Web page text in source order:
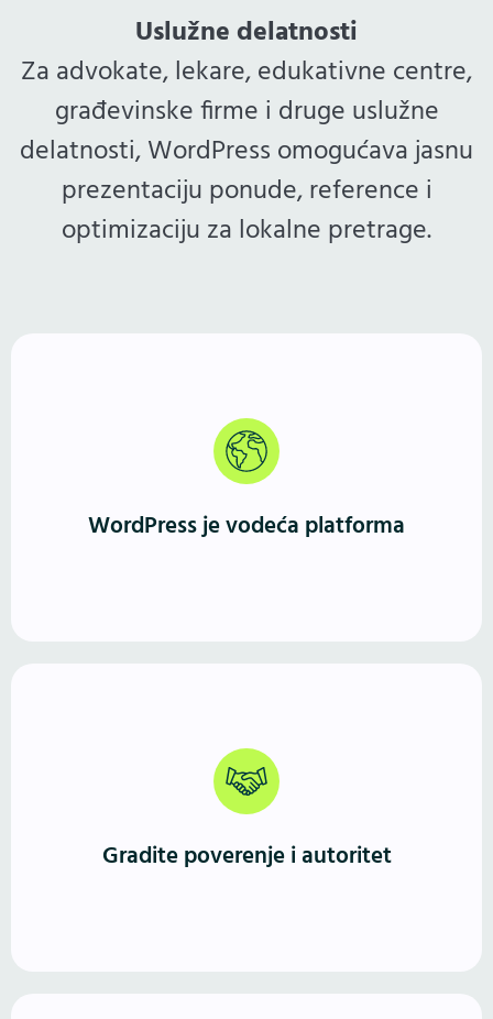
Uslužne delatnosti
Za advokate, lekare, edukativne centre,
građevinske firme i druge uslužne
delatnosti, WordPress omogućava jasnu
prezentaciju ponude, reference i
optimizaciju za lokalne pretrage.
WordPress je vodeća platforma
Više od 40% sajtova pokreće WordPress. Godinama
potvrđeno, fleksibilno i stabilno rešenje — jednako
veće sisteme i WooCommerce prodavnice.
Gradite poverenje i autoritet
Profesionalno izveden WordPress sajt jasno
komunicira ko ste, šta nudite i zašto ste pouzdan
kontaktu ili kupovini.